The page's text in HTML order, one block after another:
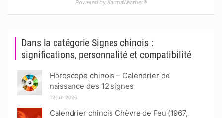
Dans la catégorie Signes chinois :
significations, personnalité et compatibilité
Horoscope chinois – Calendrier de
naissance des 12 signes
12 juin 2026
Calendrier chinois Chèvre de Feu (1967,
Powered by KarmaWeather®